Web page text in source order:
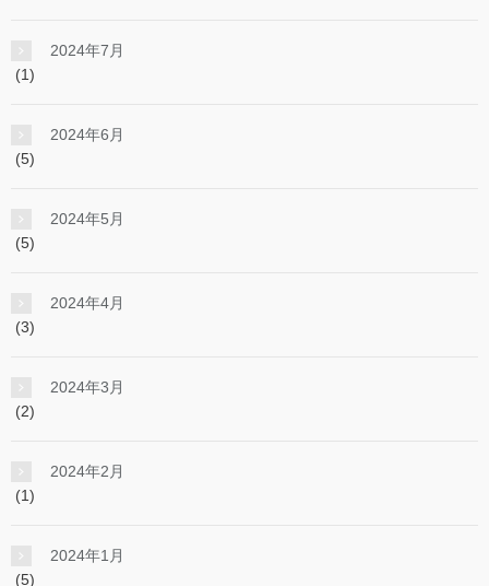
2024年7月
(1)
2024年6月
(5)
2024年5月
(5)
2024年4月
(3)
2024年3月
(2)
2024年2月
(1)
2024年1月
(5)